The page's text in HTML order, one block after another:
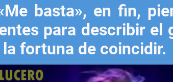
basta», en fin,
para describir el
fortuna de coincidir.